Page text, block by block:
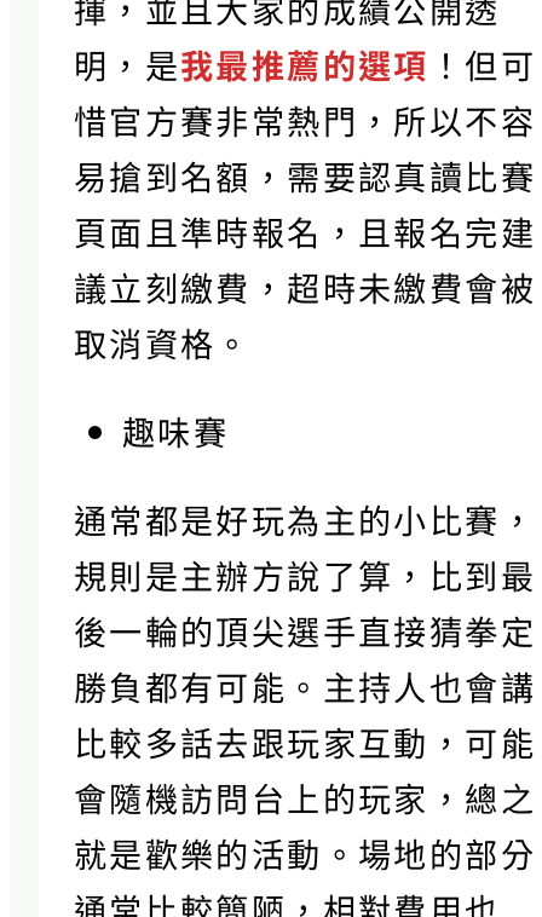
明，是我最推薦的選項 ！但可
惜官方賽非常熱門，所以不容
易搶到名額，需要認真讀比賽
頁面且準時報名，且報名完建
議立刻繳費，超時未繳費會被
取消資格。
趣味賽
通常都是好玩為主的小比賽，
規則是主辦方說了算，比到最
後一輪的頂尖選手直接猜拳定
勝負都有可能。主持人也會講
比較多話去跟玩家互動，可能
會隨機訪問台上的玩家，總之
就是歡樂的活動。場地的部分